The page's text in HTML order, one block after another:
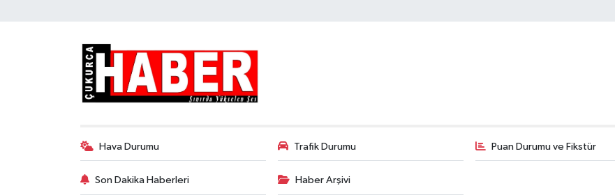
Hava Durumu Trafik Durumu Puan Durumu ve Fikstür
Son Dakika Haberleri Haber Arşivi